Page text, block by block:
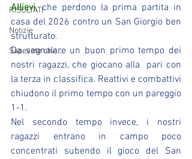
RISULTATI
Notizie
Sapevate che ...
Allievi, che perdono la prima partita in
casa del 2026 contro un San Giorgio ben
strutturato.
Da segnalare un buon primo tempo dei
nostri ragazzi, che giocano alla  pari con
la terza in classifica. Reattivi e combattivi
chiudono il primo tempo con un pareggio
1-1.
Nel secondo tempo invece, i nostri
ragazzi entrano in campo poco
concentrati subendo il gioco del San